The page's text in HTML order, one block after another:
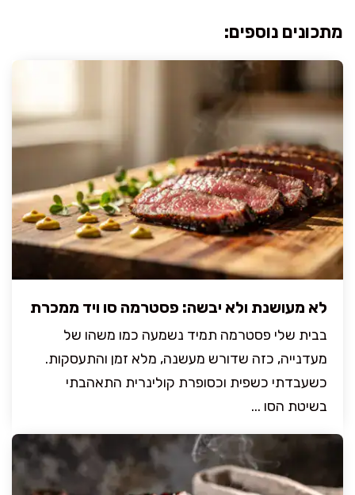
מתכונים נוספים:
לא מעושנת ולא יבשה: פסטרמה סו ויד ממכרת
בבית שלי פסטרמה תמיד נשמעה כמו משהו של
מעדנייה, כזה שדורש מעשנה, מלא זמן והתעסקות.
כשעבדתי כשפית וכסופרת קולינרית התאהבתי
בשיטת הסו ...